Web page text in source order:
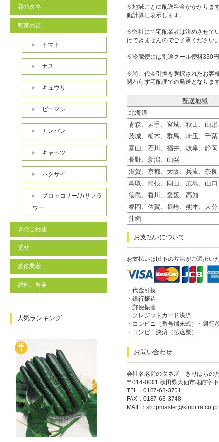
※地域ごとに配送料金がかかりま
動計算し表示します。
※弊社にて宅配業者は決めさせて
けできませんのでご了承ください
※冷蔵便には別途クール便料330
※尚、代金引換を選択されたお客
関わらず宅配便での発送となりま
配送地域
北海道
青森、岩手、宮城、秋田、山形
茨城、栃木、群馬、埼玉、千
富山、石川、福井、岐阜、静
長野、新潟、山梨
滋賀、京都、大阪、兵庫、奈
鳥取、島根、岡山、広島、山口
徳島、香川、愛媛、高知
福岡、佐賀、長崎、熊本、大
沖縄
お支払いについて
お支払いは以下の方法がご選択い
・代金引換
・銀行振込
・郵便振替
・クレジットカード決済
・コンビニ（番号端末式）・銀行
・コンビニ決済（払込票）
お問い合わせ
会社名老舗のタネ屋 きりはらの
〒014-0001 秋田県大仙市花館字
TEL：0187-63-3751
FAX：0187-63-3748
MAIL： shopmaster@kiripura.co.jp
花のタネ
野菜の苗
トマト
ナス
キュウリ
ピーマン
ナンバン
キャベツ
ハクサイ
ブロッコリー/カリフラ
ワー
きのこ種菌
資材
農作業着
肥料、農薬
人気ランキング